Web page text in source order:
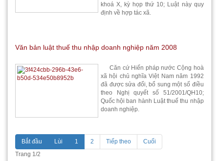
khoá X, kỳ họp thứ 10; Luật này quy
định về hợp tác xã.
Văn bản luật thuế thu nhập doanh nghiệp năm 2008
Căn cứ Hiến pháp nước Cộng hoà
xã hội chủ nghĩa Việt Nam năm 1992
đã được sửa đổi, bổ sung một số điều
theo Nghị quyết số 51/2001/QH10;
Quốc hội ban hành Luật thuế thu nhập
doanh nghiệp.
Bắt đầu Lùi 1 2 Tiếp theo
Cuối
Trang 1/2